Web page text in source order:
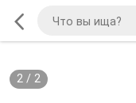
2/ 2